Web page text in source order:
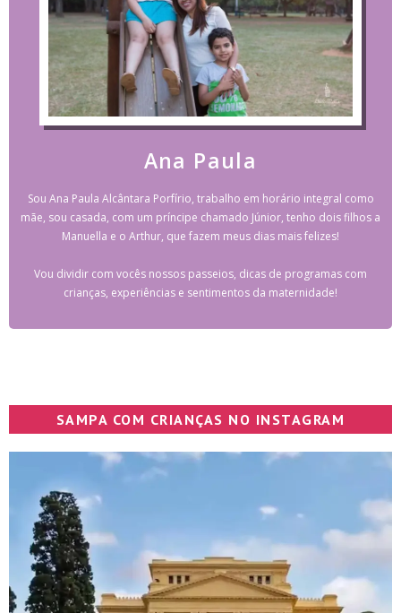
Ana Paula
Sou Ana Paula Alcântara Porfírio, trabalho em horário integral como
mãe, sou casada, com um príncipe chamado Júnior, tenho dois filhos a
Manuella e o Arthur, que fazem meus dias mais felizes!
Vou dividir com vocês nossos passeios, dicas de programas com
crianças, experiências e sentimentos da maternidade!
SAMPA COM CRIANÇAS NO INSTAGRAM